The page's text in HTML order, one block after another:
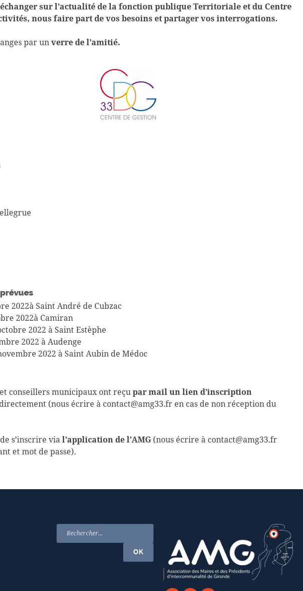
sur l’actualité de la fonction publique Territoriale et du Centre
nous faire part de vos besoins et partager vos interrogations.
par unverre de l’amitié.
2022à Saint André de Cubzac
2022à Camiran
2022 à Saint Estèphe
2022 à Audenge
2022 à Saint Aubin de Médoc
conseillers municipaux ont reçupar mail un lien d’inscription
(nous écrire à contact@amg33.fr en cas de non réception du
s’inscrire vial’application de l’AMG(nous écrire à contact@amg33.fr
et mot de passe).